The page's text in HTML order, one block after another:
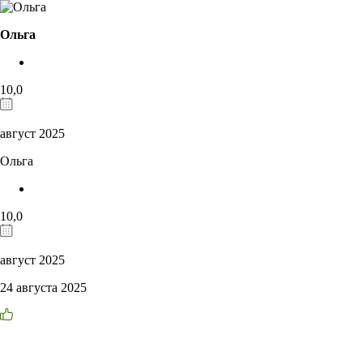
Ольга
10,0
август 2025
Ольга
10,0
август 2025
24 августа 2025